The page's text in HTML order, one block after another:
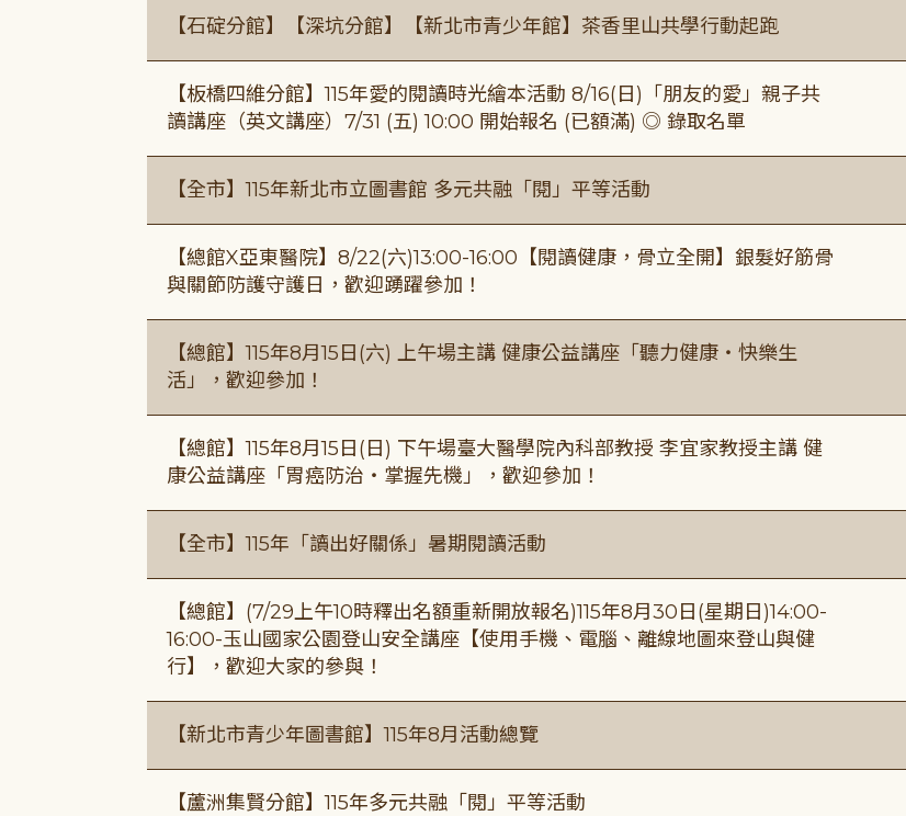
【石碇分館】【深坑分館】【新北市青少年館】茶香里山共學行動起跑
【板橋四維分館】115年愛的閱讀時光繪本活動 8/16(日)「朋友的愛」親子共
讀講座（英文講座）7/31 (五) 10:00 開始報名 (已額滿) ◎ 錄取名單
【全市】115年新北市立圖書館 多元共融「閱」平等活動
【總館X亞東醫院】8/22(六)13:00-16:00【閱讀健康，骨立全開】銀髮好筋骨
與關節防護守護日，歡迎踴躍參加！
【總館】115年8月15日(六) 上午場主講 健康公益講座「聽力健康・快樂生
活」，歡迎參加！
【總館】115年8月15日(日) 下午場臺大醫學院內科部教授 李宜家教授主講 健
康公益講座「胃癌防治・掌握先機」，歡迎參加！
【全市】115年「讀出好關係」暑期閱讀活動
【總館】(7/29上午10時釋出名額重新開放報名)115年8月30日(星期日)14:00-
16:00-玉山國家公園登山安全講座【使用手機、電腦、離線地圖來登山與健
行】，歡迎大家的參與！
【新北市青少年圖書館】115年8月活動總覽
【蘆洲集賢分館】115年多元共融「閱」平等活動